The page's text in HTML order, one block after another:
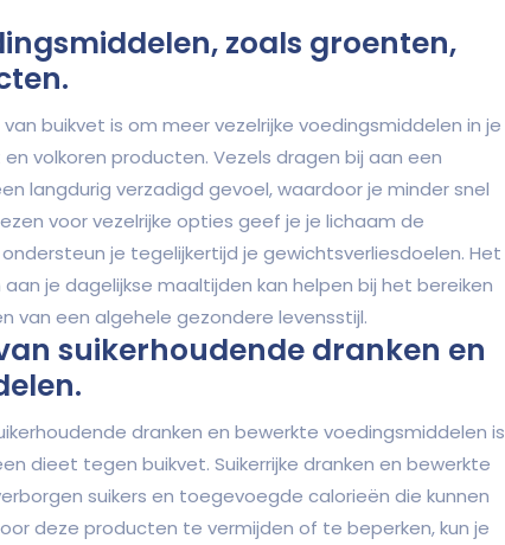
zoals groenten,
buikvet is om meer vezelrijke voedingsmiddelen in je
volkoren producten. Vezels dragen bij aan een
langdurig verzadigd gevoel, waardoor je minder snel
voor vezelrijke opties geef je je lichaam de
je tegelijkertijd je gewichtsverliesdoelen. Het
je dagelijkse maaltijden kan helpen bij het bereiken
van een algehele gezondere levensstijl.
suikerhoudende dranken en
dranken en bewerkte voedingsmiddelen is
dieet tegen buikvet. Suikerrijke dranken en bewerkte
suikers en toegevoegde calorieën die kunnen
deze producten te vermijden of te beperken, kun je